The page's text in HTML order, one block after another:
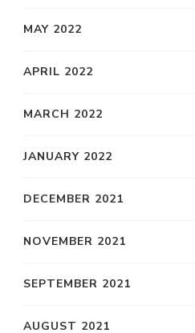
MAY 2022
APRIL 2022
MARCH 2022
JANUARY 2022
DECEMBER 2021
NOVEMBER 2021
SEPTEMBER 2021
AUGUST 2021